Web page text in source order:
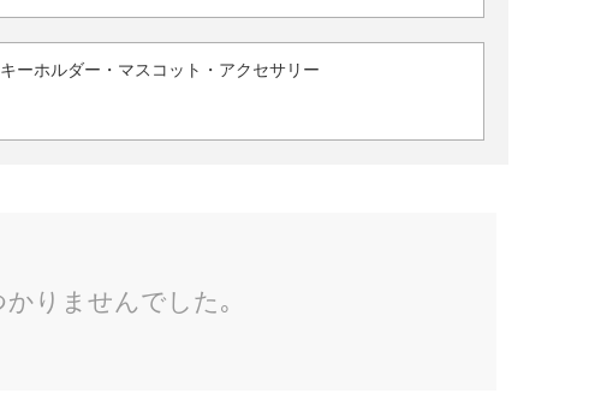
キーホルダー・マスコット・アクセサリー